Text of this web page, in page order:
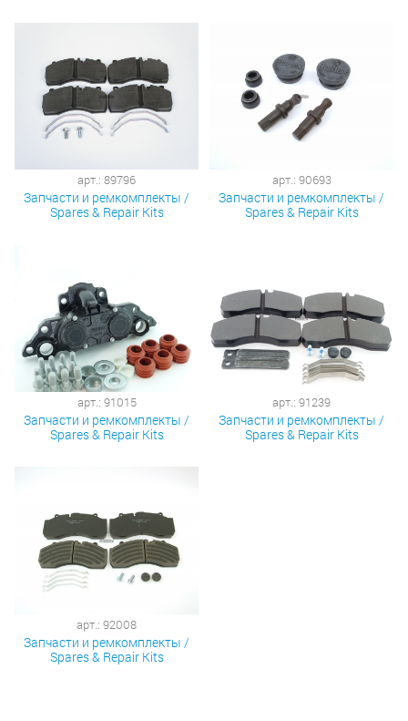
арт.: 89796
Запчасти и ремкомплекты /
Spares & Repair Kits
арт.: 90693
Запчасти и ремкомплекты /
Spares & Repair Kits
арт.: 91015
Запчасти и ремкомплекты /
Spares & Repair Kits
арт.: 91239
Запчасти и ремкомплекты /
Spares & Repair Kits
арт.: 92008
Запчасти и ремкомплекты /
Spares & Repair Kits